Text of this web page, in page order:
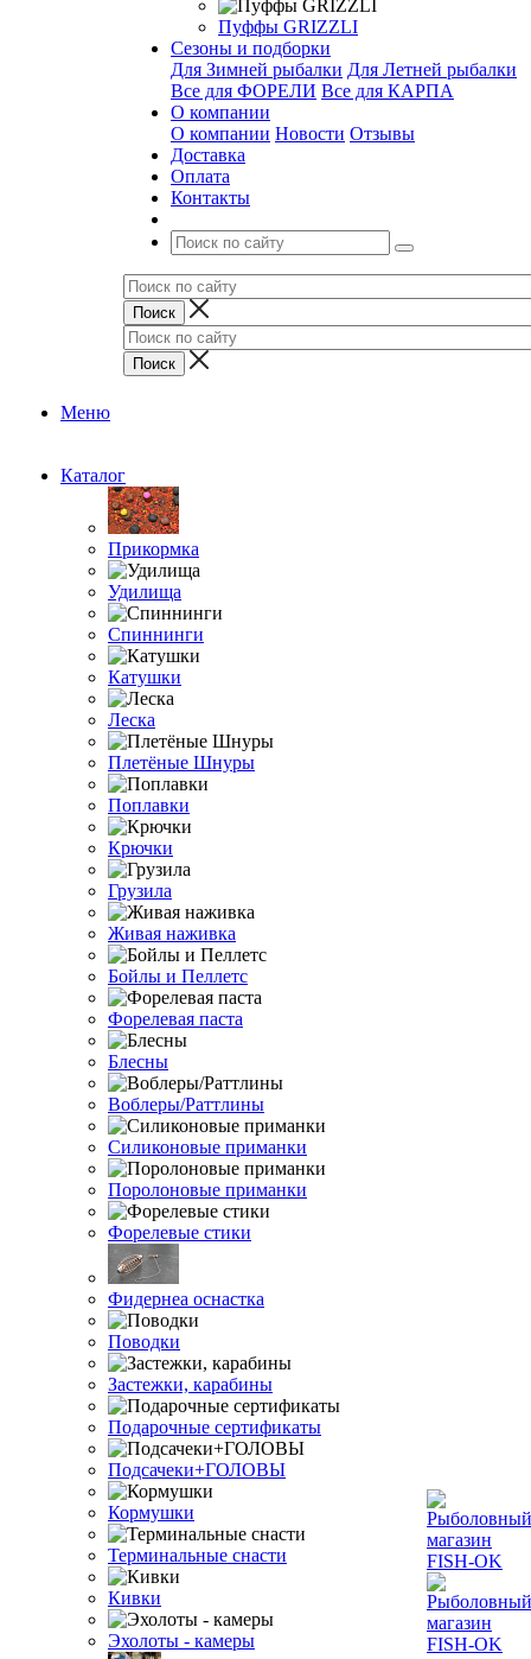
Пуффы GRIZZLI
Сезоны и подборки
Для Зимней рыбалки Для Летней рыбалки
Все для ФОРЕЛИ Все для КАРПА
О компании
О компании Новости Отзывы
Доставка
Оплата
Контакты
Меню
Каталог
Прикормка
Удилища
Спиннинги
Катушки
Леска
Плетёные Шнуры
Поплавки
Крючки
Грузила
Живая наживка
Бойлы и Пеллетс
Форелевая паста
Блесны
Воблеры/Раттлины
Силиконовые приманки
Поролоновые приманки
Форелевые стики
Фидернеа оснастка
Поводки
Застежки, карабины
Подарочные сертификаты
Подсачеки+ГОЛОВЫ
Кормушки
Терминальные снасти
Кивки
Эхолоты - камеры